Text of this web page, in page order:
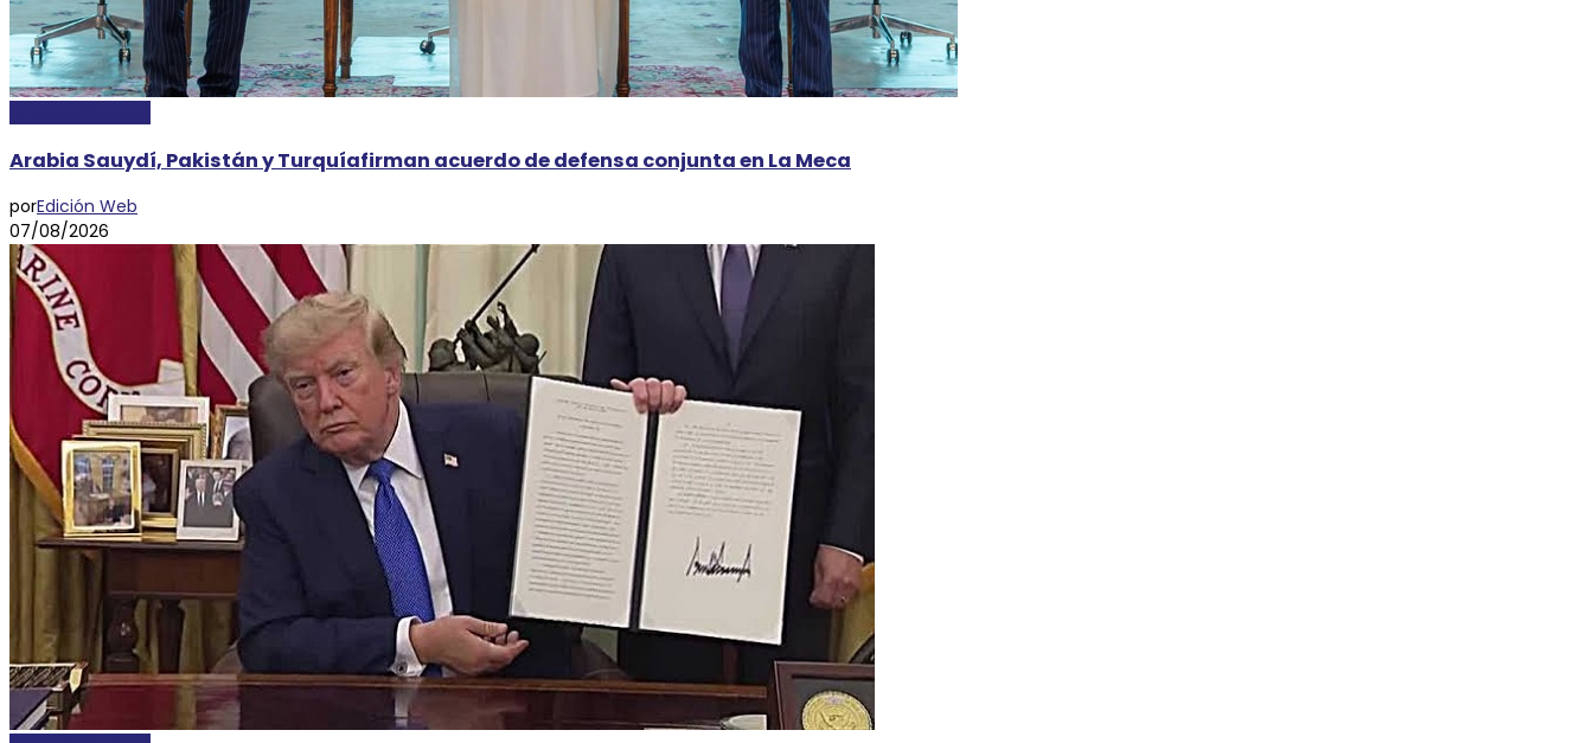
Arabia Sauydí, Pakistán y Turquíafirman acuerdo de defensa conjunta en La Meca
porEdición Web
07/08/2026